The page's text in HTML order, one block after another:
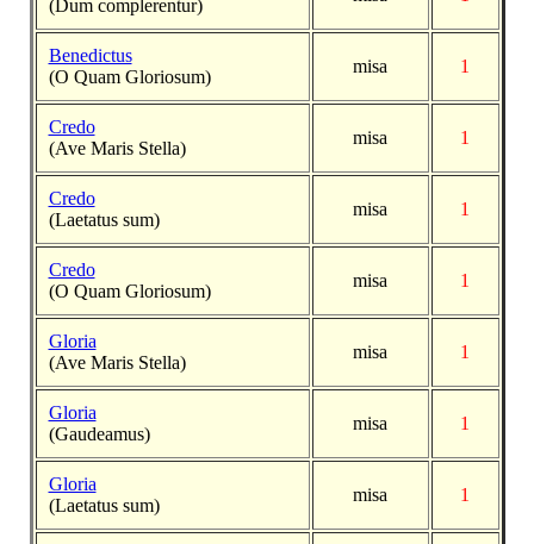
(Dum complerentur)
Benedictus
(O Quam Gloriosum)
misa 1
Credo
(Ave Maris Stella)
misa 1
Credo
(Laetatus sum)
misa 1
Credo
(O Quam Gloriosum)
misa 1
Gloria
(Ave Maris Stella)
misa 1
Gloria
(Gaudeamus)
misa 1
Gloria
(Laetatus sum)
misa 1